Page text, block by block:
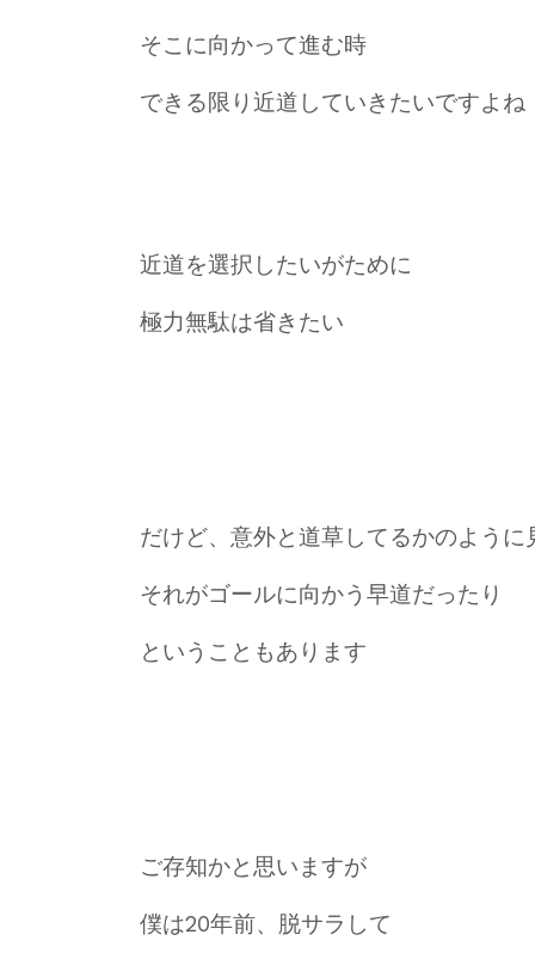
そこに向かって進む時
できる限り近道していきたいですよね
近道を選択したいがために
極力無駄は省きたい
だけど、意外と道草してるかのように
それがゴールに向かう早道だったり
ということもあります
ご存知かと思いますが
僕は20年前、脱サラして